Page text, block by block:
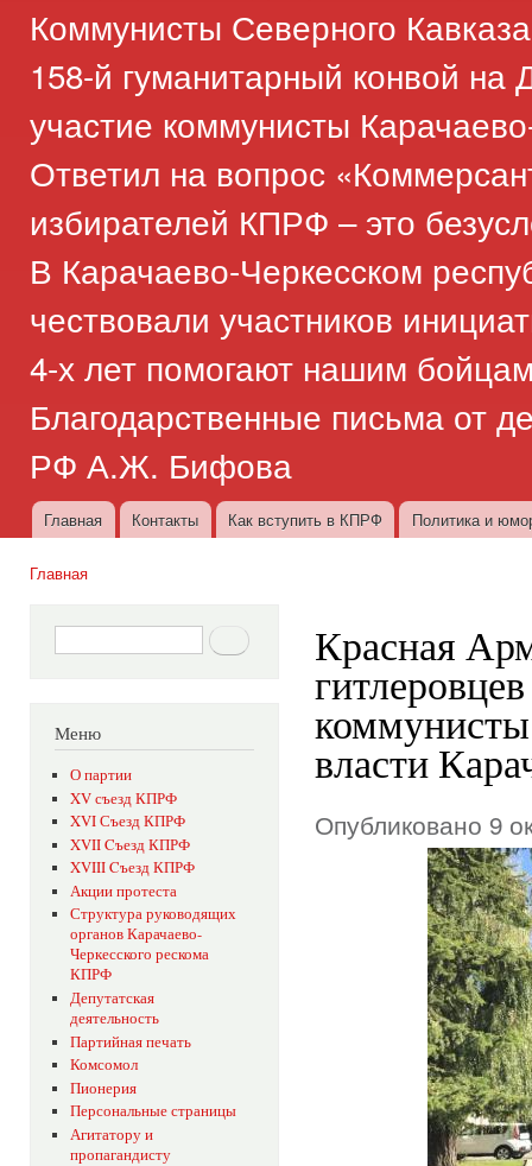
Коммунисты Северного
158-й гуманитарный конвой на
участие коммунисты
Ответил на вопрос
избирателей КПРФ – это
В Карачаево-Черкесском
чествовали участников
4-х лет помогают нашим
Благодарственные письма от
РФ А.Ж. Бифова
Главное меню
Главная Контакты Как вступить в КПРФ Политика и
Главная
Форма поиска Поиск
Меню
О партии
XV съезд КПРФ
XVI Съезд КПРФ
XVII Cъезд КПРФ
XVIII Cъезд КПРФ
Акции протеста
Структура руководящих
органов Карачаево-
Черкесского рескома
КПРФ
Депутатская
деятельность
Партийная печать
Комсомол
Пионерия
Персональные страницы
Агитатору и
пропагандисту
Красная
власти
Опубликовано 9